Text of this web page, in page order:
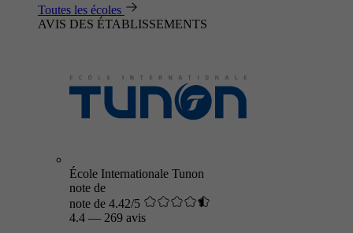
Toutes les écoles
AVIS DES ÉTABLISSEMENTS
École Internationale Tunon
note de
note de 4.42/5
4.4 — 269 avis